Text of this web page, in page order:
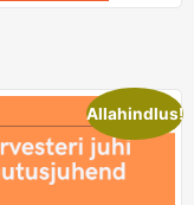
Allahindlus!